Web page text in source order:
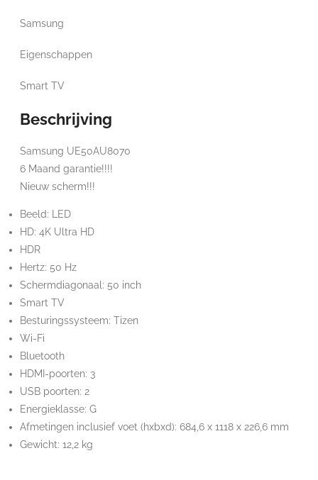
Samsung
Eigenschappen
Smart TV
Beschrijving
Samsung UE50AU8070
6 Maand garantie!!!!
Nieuw scherm!!!
Beeld: LED
HD: 4K Ultra HD
HDR
Hertz: 50 Hz
Schermdiagonaal: 50 inch
Smart TV
Besturingssysteem: Tizen
Wi-Fi
Bluetooth
HDMI-poorten: 3
USB poorten: 2
Energieklasse: G
Afmetingen inclusief voet (hxbxd): 684,6 x 1118 x 226,6 mm
Gewicht: 12,2 kg